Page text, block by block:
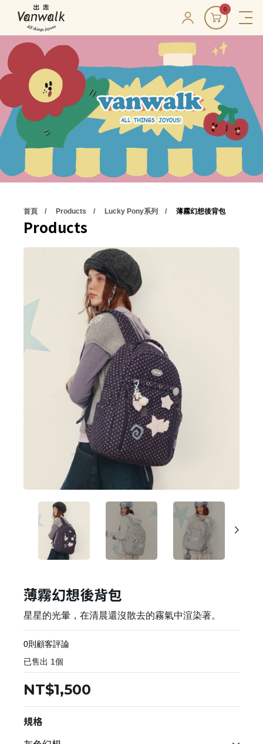
0
首頁 Products Lucky Pony系列 薄霧幻想後背包
Products
薄霧幻想後背包
星星的光暈，在清晨還沒散去的霧氣中渲染著。
0則顧客評論
已售出 1個
NT$1,500
規格